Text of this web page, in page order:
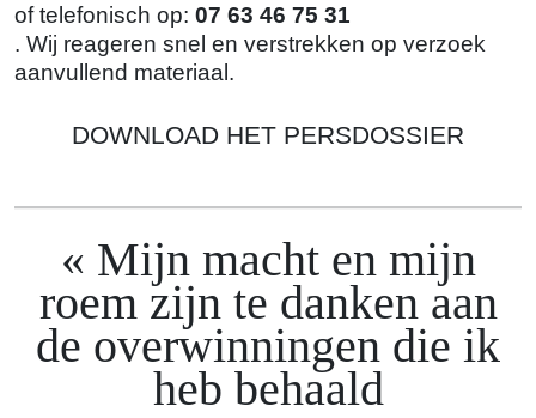
of telefonisch op: 07 63 46 75 31
. Wij reageren snel en verstrekken op verzoek
aanvullend materiaal.
DOWNLOAD HET PERSDOSSIER
Mijn macht en mijn
roem zijn te danken aan
de overwinningen die ik
heb behaald